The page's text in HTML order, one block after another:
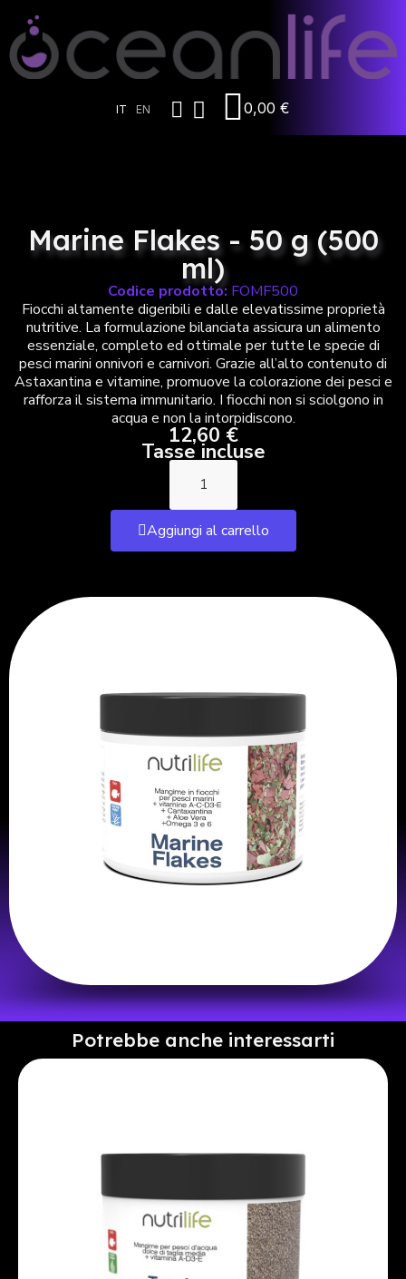
IT EN 0,00 €
Marine Flakes - 50 g (500
ml)
Codice prodotto: FOMF500
Fiocchi altamente digeribili e dalle elevatissime proprietà
nutritive. La formulazione bilanciata assicura un alimento
essenziale, completo ed ottimale per tutte le specie di
pesci marini onnivori e carnivori. Grazie all’alto contenuto di
Astaxantina e vitamine, promuove la colorazione dei pesci e
rafforza il sistema immunitario. I fiocchi non si sciolgono in
acqua e non la intorpidiscono.
12,60 €
Tasse incluse
Aggiungi al carrello
Potrebbe anche interessarti